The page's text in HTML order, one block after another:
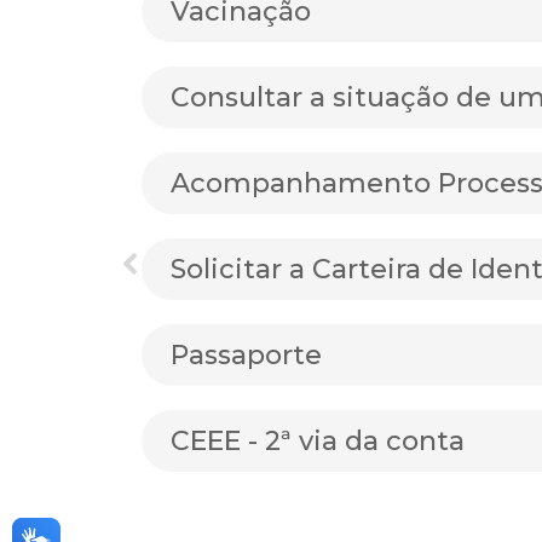
Vacinação
Consultar a situação de
Acompanhamento
Solicitar a Carteira de
Passaporte
CEEE - 2ª via da conta